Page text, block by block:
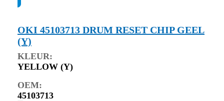
OKI 45103713 DRUM RESET CHIP GEEL
(Y)
KLEUR:
YELLOW (Y)
OEM:
45103713